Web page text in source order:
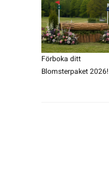
Förboka ditt
Blomsterpaket 2026!